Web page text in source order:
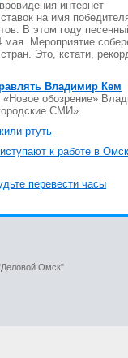
интернет
на имя
В этом году
мая. Мероприятие
Это, кстати,
Владимир Кем
«Новое обозрение»
СМИ».
ртуть
к работе в
перевести часы
Омск"